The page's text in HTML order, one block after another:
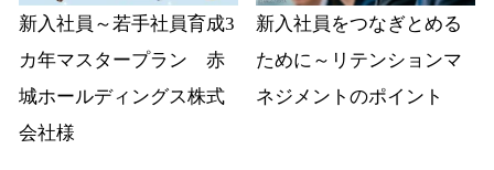
新入社員～若手社員育成3
カ年マスタープラン 赤
城ホールディングス株式
会社様
新入社員をつなぎとめる
ために～リテンションマ
ネジメントのポイント